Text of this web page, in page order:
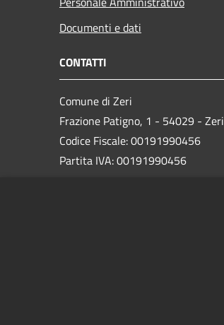
Documenti e dati
CONTATTI
Comune di Zeri
Frazione Patigno, 1 - 54029 - Zeri
Codice Fiscale: 00191990456
Partita IVA: 00191990456